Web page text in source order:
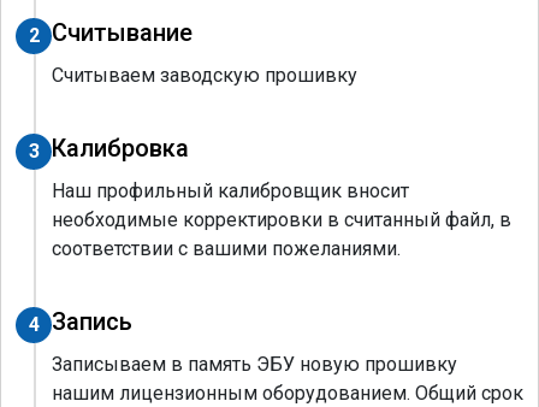
2 Считывание
Считываем заводскую прошивку
3 Калибровка
Наш профильный калибровщик вносит
необходимые корректировки в считанный файл, в
соответствии с вашими пожеланиями.
4 Запись
Записываем в память ЭБУ новую прошивку
нашим лицензионным оборудованием. Общий срок